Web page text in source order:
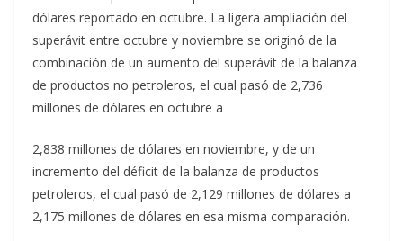
dólares reportado en octubre. La ligera ampliación del
superávit entre octubre y noviembre se originó de la
combinación de un aumento del superávit de la balanza
de productos no petroleros, el cual pasó de 2,736
millones de dólares en octubre a
2,838 millones de dólares en noviembre, y de un
incremento del déficit de la balanza de productos
petroleros, el cual pasó de 2,129 millones de dólares a
2,175 millones de dólares en esa misma comparación.